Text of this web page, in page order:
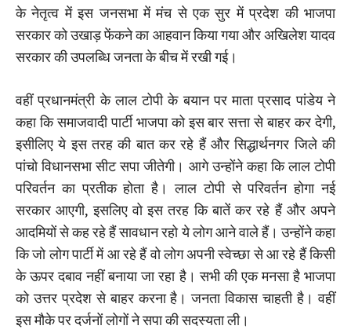
के नेतृत्व में इस जनसभा में मंच से एक सुर में प्रदेश की भाजपा
सरकार को उखाड़ फेंकने का आहवान किया गया और अखिलेश यादव
सरकार की उपलब्धि जनता के बीच में रखी गई।
वहीं प्रधानमंत्री के लाल टोपी के बयान पर माता प्रसाद पांडेय ने
कहा कि समाजवादी पार्टी भाजपा को इस बार सत्ता से बाहर कर देगी,
इसीलिए ये इस तरह की बात कर रहे हैं और सिद्धार्थनगर जिले की
पांचो विधानसभा सीट सपा जीतेगी। आगे उन्होंने कहा कि लाल टोपी
परिवर्तन का प्रतीक होता है। लाल टोपी से परिवर्तन होगा नई
सरकार आएगी, इसलिए वो इस तरह कि बातें कर रहे हैं और अपने
आदमियों से कह रहे हैं सावधान रहो ये लोग आने वाले हैं। उन्होंने कहा
कि जो लोग पार्टी में आ रहे हैं वो लोग अपनी स्वेच्छा से आ रहे हैं किसी
के ऊपर दबाव नहीं बनाया जा रहा है। सभी की एक मनसा है भाजपा
को उत्तर प्रदेश से बाहर करना है। जनता विकास चाहती है। वहीं
इस मौके पर दर्जनों लोगों ने सपा की सदस्यता ली।